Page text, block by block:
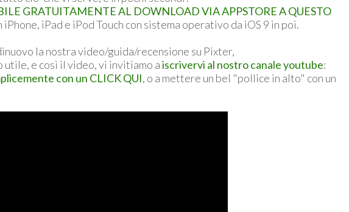
GRATUITAMENTE AL DOWNLOAD VIA APPSTORE A QUESTO
iPad e iPod Touch con sistema operativo da iOS 9 in poi.
la nostra video/guida/recensione su Pixter,
utile, e così il video, vi invitiamo aiscrivervi al nostro canale youtube:
con un CLICK QUI, o a mettere un bel "pollice in alto" con un